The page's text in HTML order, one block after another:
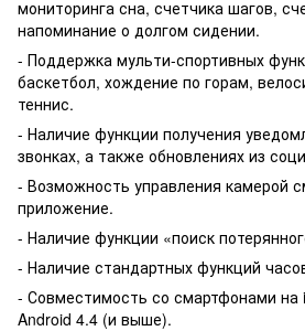
мониторинга сна, счетчика шагов,
напоминание о долгом сидении.
- Поддержка мульти-спортивных
баскетбол, хождение по горам,
теннис.
- Наличие функции получения
звонках, а также обновлениях из
- Возможность управления камерой
приложение.
- Наличие функции «поиск
- Наличие стандартных функций
- Совместимость со смартфонами на
Android 4.4 (и выше).